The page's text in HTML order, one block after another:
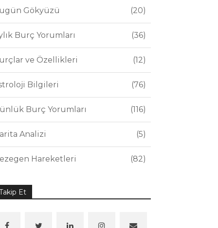
Gökyüzü 20
Burç Yorumları 36
ve Özellikleri 12
Bilgileri 76
Burç Yorumları 116
Analizi 5
Hareketleri 82
Et